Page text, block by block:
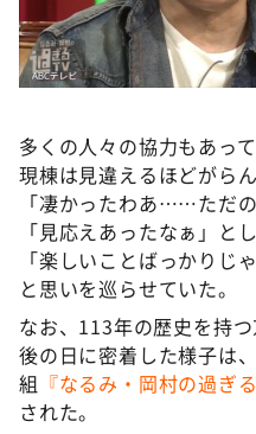
多くの人々の協力もあっ
現棟は見違えるほどがら
「凄かったわあ……ただ
「見応えあったなぁ」と
「楽しいことばっかりじ
と思いを巡らせていた。
なお、113年の歴史を持
後の日に密着した様子は
組 『なるみ・岡村の過ぎる
された。